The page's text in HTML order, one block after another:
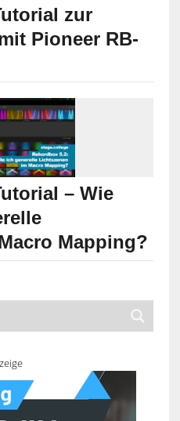
zur
Pioneer RB-
– Wie
Mapping?